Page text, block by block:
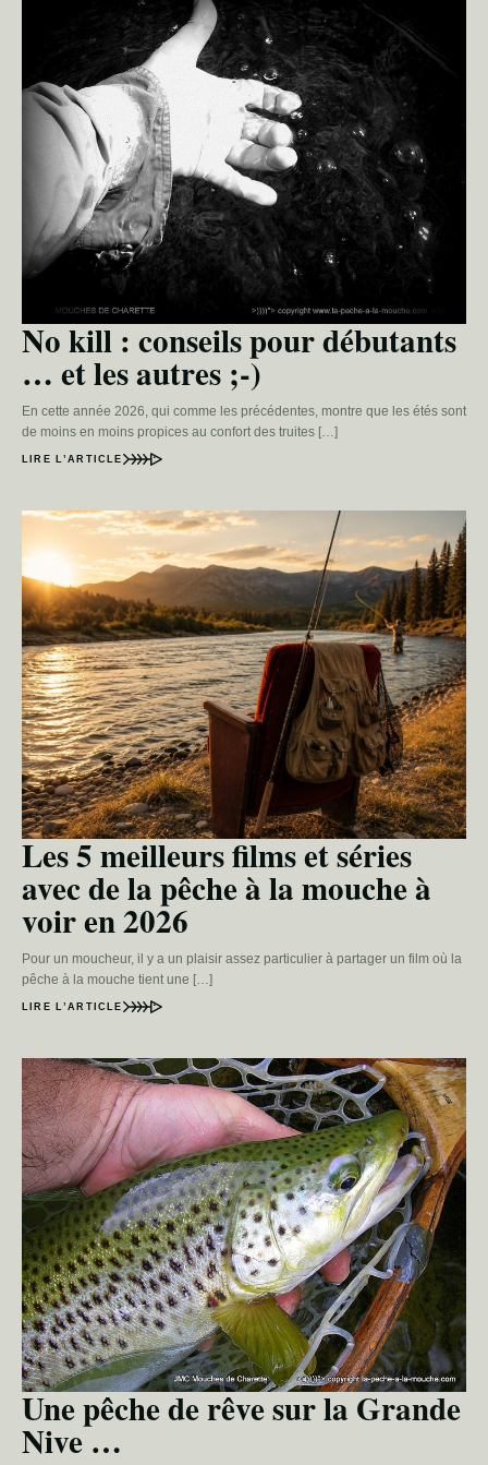
No kill : conseils pour débutants
… et les autres ;-)
En cette année 2026, qui comme les précédentes, montre que les étés sont
de moins en moins propices au confort des truites […]
LIRE L’ARTICLE
Les 5 meilleurs films et séries
avec de la pêche à la mouche à
voir en 2026
Pour un moucheur, il y a un plaisir assez particulier à partager un film où la
pêche à la mouche tient une […]
LIRE L’ARTICLE
Une pêche de rêve sur la Grande
Nive …